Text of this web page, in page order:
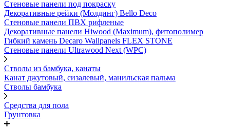
Стеновые панели под покраску
Декоративные рейки (Молдинг) Bello Deco
Стеновые панели ПВХ рифленыe
Декоративные панели Hiwood (Maximum), фитополимер
Гибкий камень Decaro Wallpanels FLEX STONE
Стеновые панели Ultrawood Next (WPC)
Стволы из бамбука, канаты
Канат джутовый, сизалевый, манильская пальма
Стволы бамбука
Средства для пола
Грунтовка